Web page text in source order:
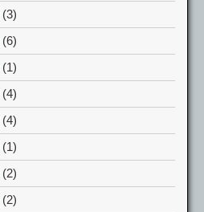
(3)
(6)
(1)
(4)
(4)
(1)
(2)
(2)